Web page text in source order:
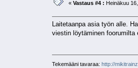
« Vastaus #4 : Heinäkuu
Laitetaanpa asia työn alle.
viestin löytäminen foorumilta
Tekemääni tavaraa: http://